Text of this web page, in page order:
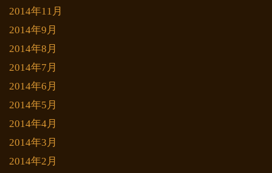
2014年11月
2014年9月
2014年8月
2014年7月
2014年6月
2014年5月
2014年4月
2014年3月
2014年2月